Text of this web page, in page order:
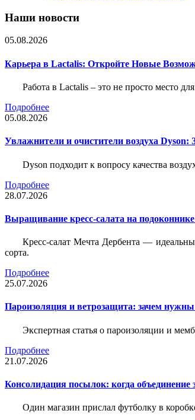
Наши новости
05.08.2026
Карьера в Lactalis: Откройте Новые
Работа в Lactalis – это не просто место
Подробнее
05.08.2026
Увлажнители и очистители воздуха
Dyson подходит к вопросу качества
Подробнее
28.07.2026
Выращивание кресс-салата на
Кресс-салат Мечта Дербента —
сорта.
Подробнее
25.07.2026
Пароизоляция и ветрозащита: зачем
Экспертная статья о пароизоляции и
Подробнее
21.07.2026
Консолидация посылок: когда объединение
Один магазин прислал футболку в